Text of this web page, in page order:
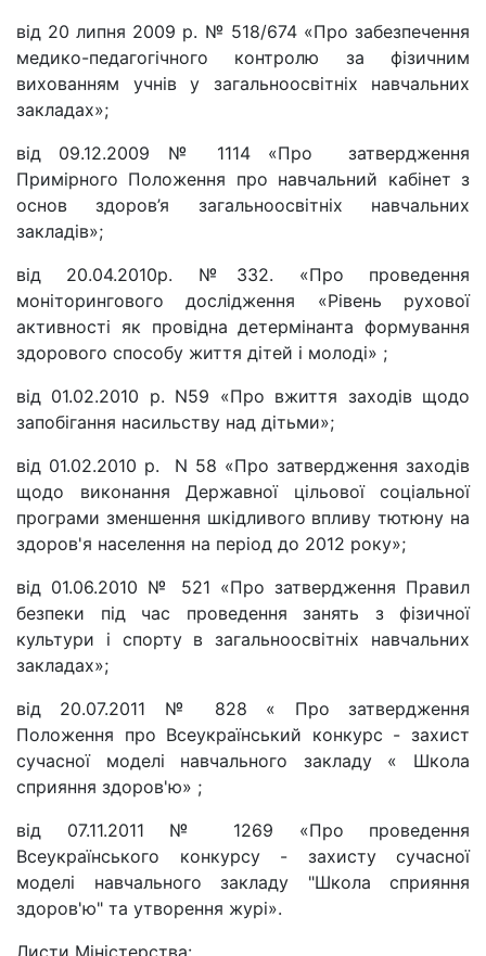
від 20 липня 2009 р. № 518/674 «Про забезпечення
медико-педагогічного контролю за фізичним
вихованням учнів у загальноосвітніх навчальних
закладах»;
від 09.12.2009 № 1114 «Про затвердження
Примірного Положення про навчальний кабінет з
основ здоров’я загальноосвітніх навчальних
закладів»;
від 20.04.2010р. №332. «Про проведення
моніторингового дослідження «Рівень рухової
активності як провідна детермінанта формування
здорового способу життя дітей і молоді» ;
від 01.02.2010 р. N59 «Про вжиття заходів щодо
запобігання насильству над дітьми»;
від 01.02.2010 р. N 58 «Про затвердження заходів
щодо виконання Державної цільової соціальної
програми зменшення шкідливого впливу тютюну на
здоров'я населення на період до 2012 року»;
від 01.06.2010 № 521 «Про затвердження Правил
безпеки під час проведення занять з фізичної
культури і спорту в загальноосвітніх навчальних
закладах»;
від 20.07.2011 № 828 « Про затвердження
Положення про Всеукраїнський конкурс - захист
сучасної моделі навчального закладу « Школа
сприяння здоров'ю» ;
від 07.11.2011 № 1269 «Про проведення
Всеукраїнського конкурсу - захисту сучасної
моделі навчального закладу "Школа сприяння
здоров'ю" та утворення журі».
Листи Міністерства: